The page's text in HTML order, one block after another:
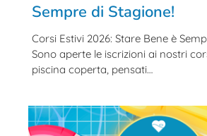
Sempre di Stagione!
Corsi Estivi 2026: Stare Bene è
Sono aperte le iscrizioni ai nostri
piscina coperta, pensati…